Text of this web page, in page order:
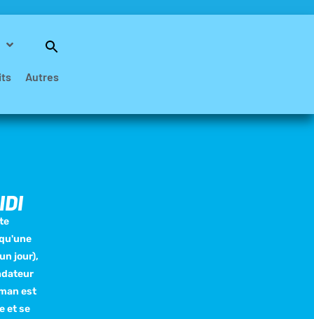
Autres
jour),
est
et se